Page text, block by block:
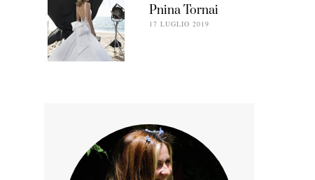
Pnina Tornai
17 LUGLIO 2019